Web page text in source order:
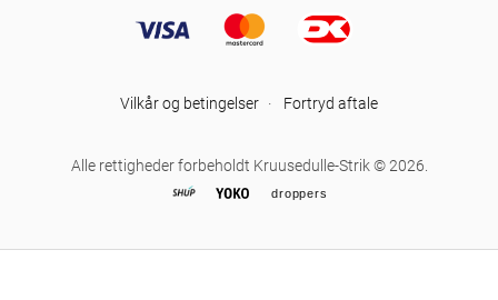
Vilkår og betingelser · Fortryd aftale
Alle rettigheder forbeholdt Kruusedulle-Strik © 2026.
droppers